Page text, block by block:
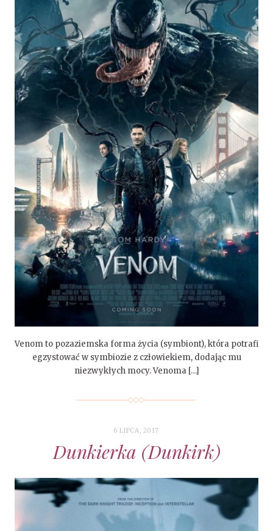
Venom to pozaziemska forma życia (symbiont), która potrafi
egzystować w symbiozie z człowiekiem, dodając mu
niezwykłych mocy. Venoma […]
6 LIPCA, 2017
Dunkierka (Dunkirk)